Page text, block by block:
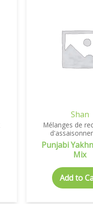
Shan
Mélanges de
Punjabi
Mix
Add to